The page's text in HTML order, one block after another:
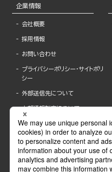
企業情報
会社概要
採用情報
お問い合わせ
プライバシーポリシー・サイトポリ
シー
外部送信先について
内部通報制度について